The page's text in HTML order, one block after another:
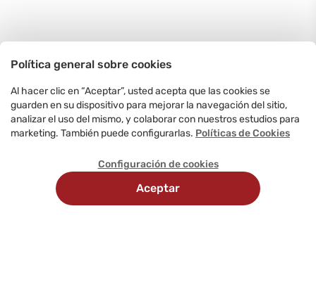
Política general sobre cookies
Al hacer clic en “Aceptar”, usted acepta que las cookies se
guarden en su dispositivo para mejorar la navegación del sitio,
analizar el uso del mismo, y colaborar con nuestros estudios para
marketing. También puede configurarlas. Políticas de Cookies
Configuración de cookies
Aceptar